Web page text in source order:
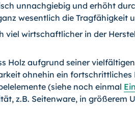
unnachgiebig und erhöht
wesentlich die Tragfähigkeit
viel wirtschaftlicher in der
Holz aufgrund seiner
ohnehin ein fortschrittliches
(siehe noch einmal
z.B. Seitenware, in größerem